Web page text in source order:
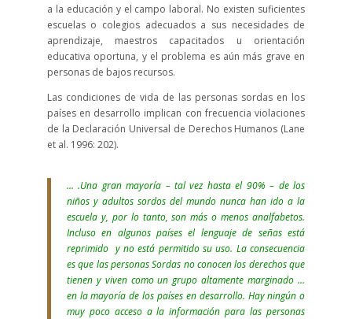
a la educación y el campo laboral. No existen suficientes
escuelas o colegios adecuados a sus necesidades de
aprendizaje, maestros capacitados u orientación
educativa oportuna, y el problema es aún más grave en
personas de bajos recursos.
Las condiciones de vida de las personas sordas en los
países en desarrollo implican con frecuencia violaciones
de la Declaración Universal de Derechos Humanos (Lane
et al. 1996: 202).
… .Una gran mayoría – tal vez hasta el 90% – de los
niños y adultos sordos del mundo nunca han ido a la
escuela y, por lo tanto, son más o menos analfabetos.
Incluso en algunos países el lenguaje de señas está
reprimido y no está permitido su uso. La consecuencia
es que las personas Sordas no conocen los derechos que
tienen y viven como un grupo altamente marginado …
en la mayoría de los países en desarrollo. Hay ningún o
muy poco acceso a la información para las personas